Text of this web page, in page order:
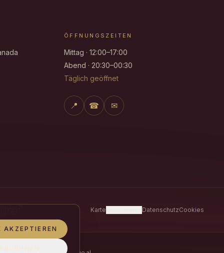
ÖFFNUNGSZEITEN
Mittag · 12:00–17:00
Abend · 20:30–00:30
Täglich geöffnet
📍 ☎ ✉
Karte DatenschutzCookies
AKZEPTIEREN